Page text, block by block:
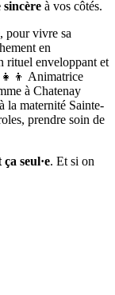
sincère à vos côtés.
, pour vivre sa
en
rituel enveloppant et
Animatrice
à Chatenay
la maternité Sainte-
prendre soin de
seul·e. Et si on